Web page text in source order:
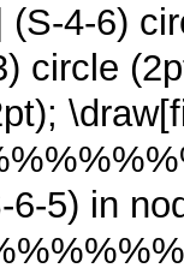
(S-4-6)
circle
5) in